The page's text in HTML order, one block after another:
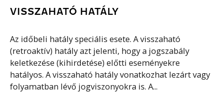
VISSZAHATÓ HATÁLY
Az időbeli hatály speciális esete. A visszaható
(retroaktív) hatály azt jelenti, hogy a jogszabály
keletkezése (kihirdetése) előtti eseményekre
hatályos. A visszaható hatály vonatkozhat lezárt vagy
folyamatban lévő jogviszonyokra is. A...